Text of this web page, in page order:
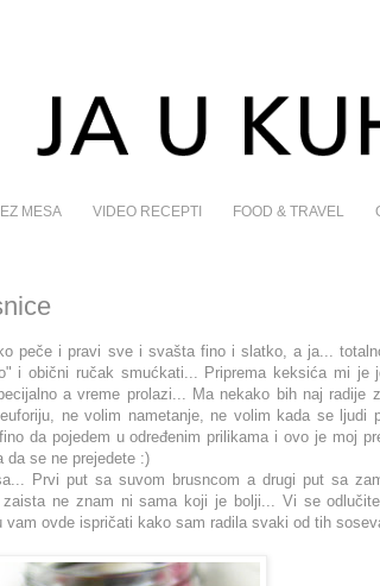
MESA VIDEO RECEPTI FOOD & TRAVEL
peče i pravi sve i svašta fino i slatko, a ja...
i obični ručak smućkati... Priprema keksića mi je
a vreme prolazi... Ma nekako bih naj radije
ne volim nametanje, ne volim kada se ljudi
da pojedem u određenim prilikama i ovo je moj
da se ne prejedete :)
Prvi put sa suvom brusncom a drugi put sa
ne znam ni sama koji je bolji... Vi se
ovde ispričati kako sam radila svaki od tih